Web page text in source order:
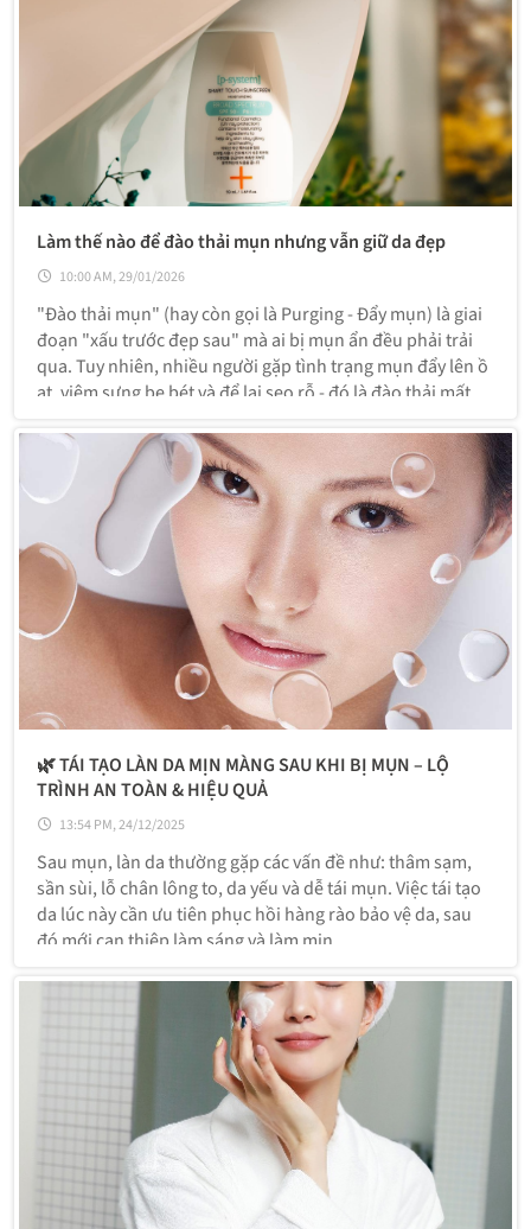
Làm thế nào để đào thải mụn nhưng vẫn giữ da đẹp
10:00 AM, 29/01/2026
"Đào thải mụn" (hay còn gọi là Purging - Đẩy mụn) là giai
đoạn "xấu trước đẹp sau" mà ai bị mụn ẩn đều phải trải
qua. Tuy nhiên, nhiều người gặp tình trạng mụn đẩy lên ồ
ạt, viêm sưng be bét và để lại sẹo rỗ - đó là đào thải mất
🌿 TÁI TẠO LÀN DA MỊN MÀNG SAU KHI BỊ MỤN – LỘ
TRÌNH AN TOÀN & HIỆU QUẢ
13:54 PM, 24/12/2025
Sau mụn, làn da thường gặp các vấn đề như: thâm sạm,
sần sùi, lỗ chân lông to, da yếu và dễ tái mụn. Việc tái tạo
da lúc này cần ưu tiên phục hồi hàng rào bảo vệ da, sau
đó mới can thiệp làm sáng và làm mịn.